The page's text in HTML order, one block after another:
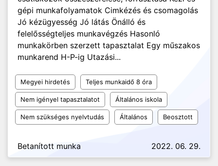
gépi munkafolyamatok Cimkézés és csomagolás
Jó kézügyesség Jó látás Önálló és
felelősségteljes munkavégzés Hasonló
munkakörben szerzett tapasztalat Egy műszakos
munkarend H-P-ig Utazási...
Megyei hirdetés Teljes munkaidő 8 óra
Nem igényel tapasztalatot Általános iskola
Nem szükséges nyelvtudás Általános Beosztott
Betanított munka 2022. 06. 29.